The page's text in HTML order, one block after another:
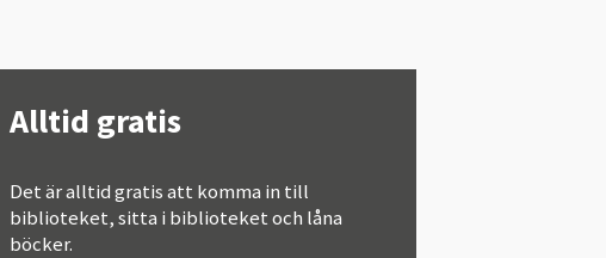
Alltid gratis
Det är alltid gratis att komma in till
biblioteket, sitta i biblioteket och låna
böcker.